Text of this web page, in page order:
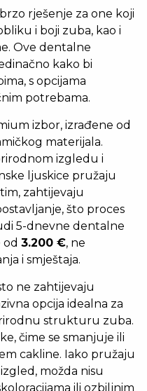
rješenje za one koji
i boji zuba, kao i
Ove dentalne
kako bi
s opcijama
potrebama.
izbor, izrađene od
materijala.
izgledu i
ljuskice pružaju
zahtijevaju
što proces
5-dnevne dentalne
od 3.200 €, ne
i smještaja.
ne zahtijevaju
opcija idealna za
strukturu zuba.
čime se smanjuje ili
cakline. Iako pružaju
možda nisu
ili ozbiljnim